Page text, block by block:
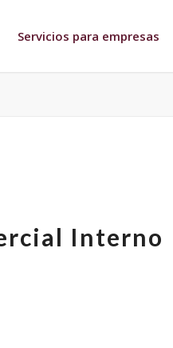
Servicios para empresas
Interno